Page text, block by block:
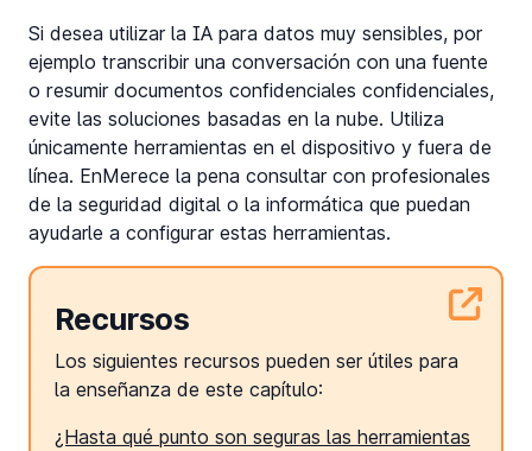
Si desea utilizar la IA para datos muy sensibles, por
ejemplo transcribir una conversación con una fuente
o resumir documentos confidenciales confidenciales,
evite las soluciones basadas en la nube. Utiliza
únicamente herramientas en el dispositivo y fuera de
línea. EnMerece la pena consultar con profesionales
de la seguridad digital o la informática que puedan
ayudarle a configurar estas herramientas.
Recursos
Los siguientes recursos pueden ser útiles para
la enseñanza de este capítulo:
¿Hasta qué punto son seguras las herramientas